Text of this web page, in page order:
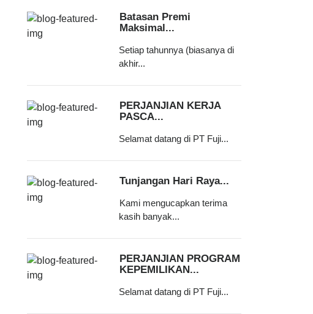
Batasan Premi
Maksimal...
Setiap tahunnya (biasanya di
akhir...
PERJANJIAN KERJA
PASCA...
Selamat datang di PT Fuji...
Tunjangan Hari Raya...
Kami mengucapkan terima
kasih banyak...
PERJANJIAN PROGRAM
KEPEMILIKAN...
Selamat datang di PT Fuji...